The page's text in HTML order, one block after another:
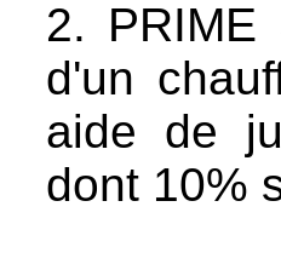
2. PRIME
d'un
aide de
dont 10%